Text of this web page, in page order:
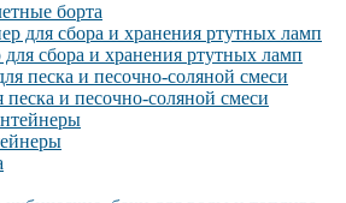
борта
сбора и хранения ртутных ламп
и песочно-соляной смеси